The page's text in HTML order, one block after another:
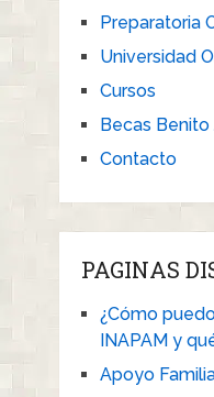
Preparatoria
Universidad
Cursos
Becas Benito
Contacto
PAGINAS
¿Cómo
INAPAM y
Apoyo